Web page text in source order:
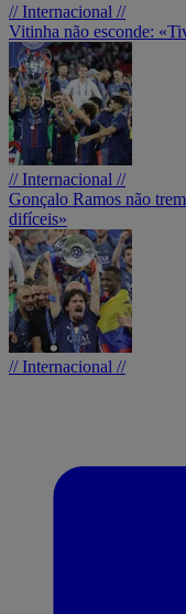
// Internacional //
Vitinha não esconde:
// Internacional //
Gonçalo Ramos não
difíceis»
// Internacional //